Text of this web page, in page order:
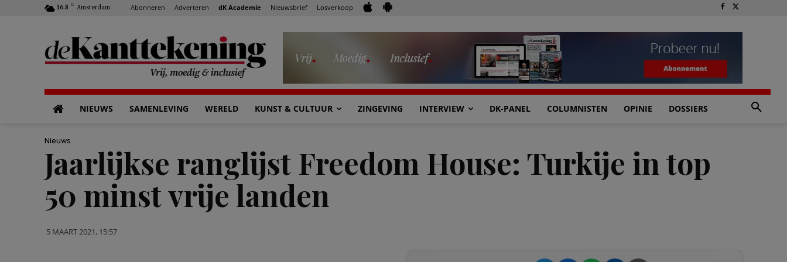
16.8 C Amsterdam Abonneren Adverteren dK Academie Nieuwsbrief Losverkoop
NIEUWS SAMENLEVING WERELD KUNST & CULTUUR ZINGEVING INTERVIEW DK-PANEL COLUMNISTEN OPINIE DOSSIERS
Nieuws
Jaarlijkse ranglijst Freedom House: Turkije in top
50 minst vrije landen
5 MAART 2021, 15:57